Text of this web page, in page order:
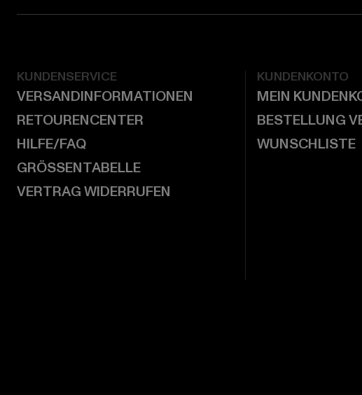
KUNDENSERVICE
VERSANDINFORMATIONEN
RETOURENCENTER
HILFE/FAQ
GRÖSSENTABELLE
VERTRAG WIDERRUFEN
KUNDENKONTO
MEIN
BESTELLUNG
WUNSCHLISTE